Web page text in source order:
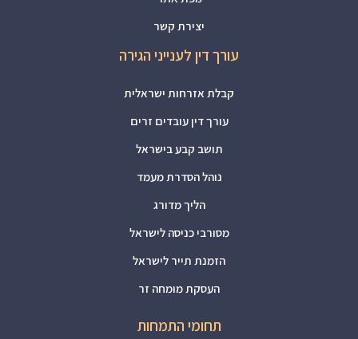
יצירת קשר
עורך דין לענייני הגירה
קבלת אזרחות ישראלית
עורך דין עובדים זרים
תושב קבע בישראל
נוהל הסדרת מעמד
הליך מדורג
מסורבי כניסה לישראל
הזמנת תייר לישראל
העסקת מומחה זר
תחומי התמחות